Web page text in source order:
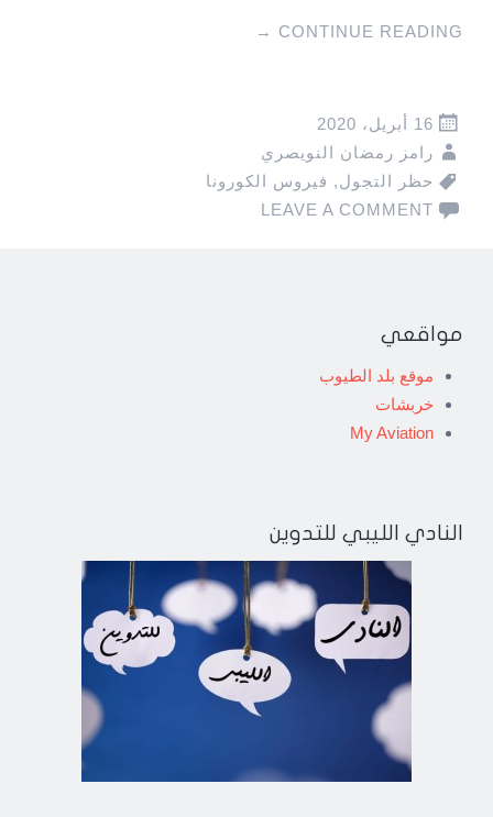
CONTINUE READING
→
16 أبريل، 2020
رامز رمضان النويصري
حظر التجول, فيروس الكورونا
LEAVE A COMMENT
مواقعي
موقع بلد الطيوب
خربشات
My Aviation
النادي الليبي للتدوين